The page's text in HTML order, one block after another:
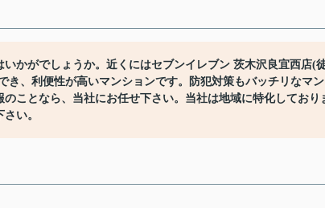
かがでしょうか。近くにはセブンイレブン 茨木沢良宜西店(
き、利便性が高いマンションです。防犯対策もバッチリなマン
ことなら、当社にお任せ下さい。当社は地域に特化しており
い。